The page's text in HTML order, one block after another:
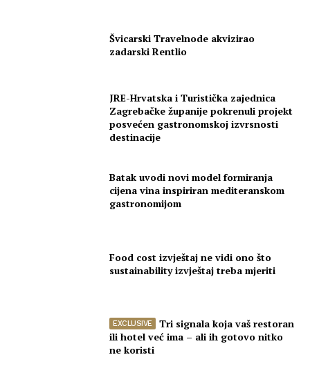
Švicarski Travelnode akvizirao
zadarski Rentlio
JRE-Hrvatska i Turistička zajednica
Zagrebačke županije pokrenuli projekt
posvećen gastronomskoj izvrsnosti
destinacije
Batak uvodi novi model formiranja
cijena vina inspiriran mediteranskom
gastronomijom
Food cost izvještaj ne vidi ono što
sustainability izvještaj treba mjeriti
Tri signala koja vaš restoran
ili hotel već ima – ali ih gotovo nitko
ne koristi